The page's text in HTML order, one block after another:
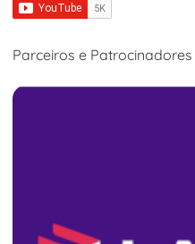
Parceiros e Patrocinadores